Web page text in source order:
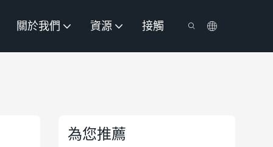
關於我們 資源 接觸
為您推薦